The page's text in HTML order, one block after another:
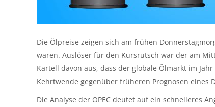
Die Ölpreise zeigen sich am frühen
waren. Auslöser für den Kursrutsch war der am
Kartell davon aus, dass der globale Ölmarkt im
Kehrtwende gegenüber früheren Prognosen eines
Die Analyse der OPEC deutet auf ein schnelleres